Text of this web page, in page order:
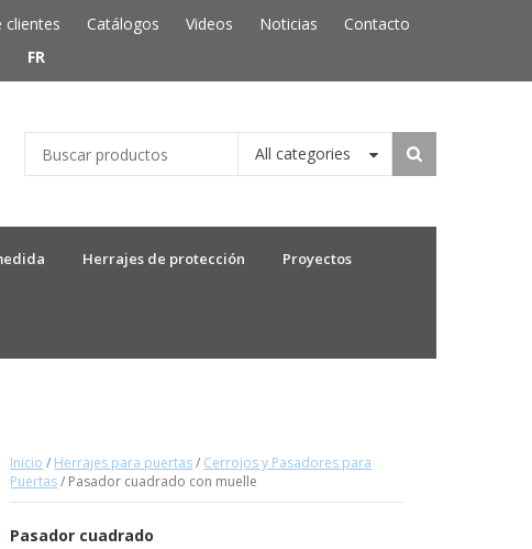
clientes Catálogos Videos Noticias
Contacto
FR
All categories
Herrajes de protección Proyectos
Inicio / Herrajes para puertas/ Cerrojos y Pasadores para
Puertas/ Pasador cuadrado con muelle
Pasador cuadrado